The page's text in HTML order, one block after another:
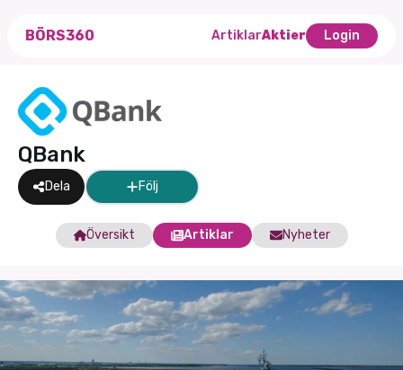
BÖRS360 ArtiklarAktier Login
QBank
Dela Följ
Översikt Artiklar Nyheter